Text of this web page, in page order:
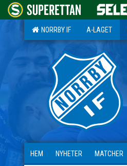
NORRBY IF A-LAGET
HEM NYHETER MATCHER